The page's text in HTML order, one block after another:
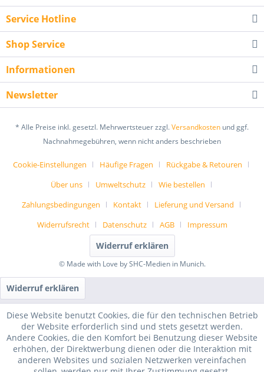
Service Hotline
Shop Service
Informationen
Newsletter
* Alle Preise inkl. gesetzl. Mehrwertsteuer zzgl.Versandkosten und ggf.
Nachnahmegebühren, wenn nicht anders beschrieben
Cookie-Einstellungen Häufige Fragen
Rückgabe & Retouren
Über uns
Umweltschutz
Wie bestellen
Zahlungsbedingungen
Kontakt
Lieferung und Versand
Widerrufsrecht
Datenschutz AGB Impressum
Widerruf erklären
© Made with Love by SHC-Medien in Munich.
Diese Website benutzt Cookies, die für den technischen Betrieb
der Website erforderlich sind und stets gesetzt werden.
Andere Cookies, die den Komfort bei Benutzung dieser Website
erhöhen, der Direktwerbung dienen oder die Interaktion mit
anderen Websites und sozialen Netzwerken vereinfachen
Widerruf erklären